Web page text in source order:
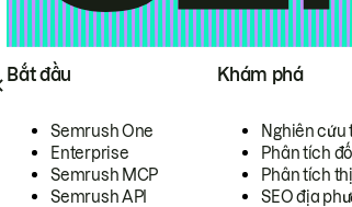
Bắt đầu
Semrush One
Enterprise
Semrush MCP
Semrush API
Khám phá
Nghiên cứu
Phân tích
Phân tích
SEO địa